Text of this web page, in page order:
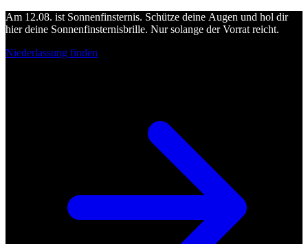
Am 12.08. ist Sonnenfinsternis. Schütze deine Augen und hol dir
hier deine Sonnenfinsternisbrille. Nur solange der Vorrat reicht.
Niederlassung finden